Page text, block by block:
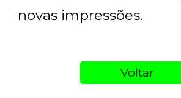
novas impressões.
Voltar